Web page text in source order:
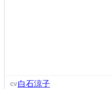
CV白石涼子